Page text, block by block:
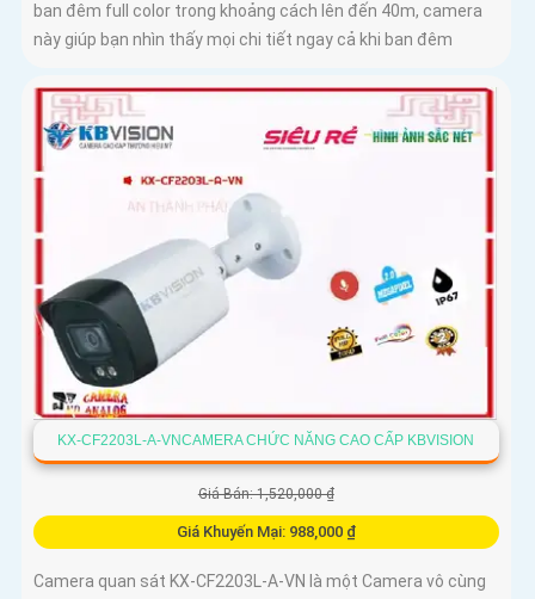
ban đêm full color trong khoảng cách lên đến 40m, camera
này giúp bạn nhìn thấy mọi chi tiết ngay cả khi ban đêm
KX-CF2203L-A-VNCAMERA CHỨC NĂNG CAO CẤP KBVISION
Giá Bán: 1,520,000 ₫
Giá Khuyến Mại: 988,000 ₫
Camera quan sát KX-CF2203L-A-VN là một Camera vô cùng